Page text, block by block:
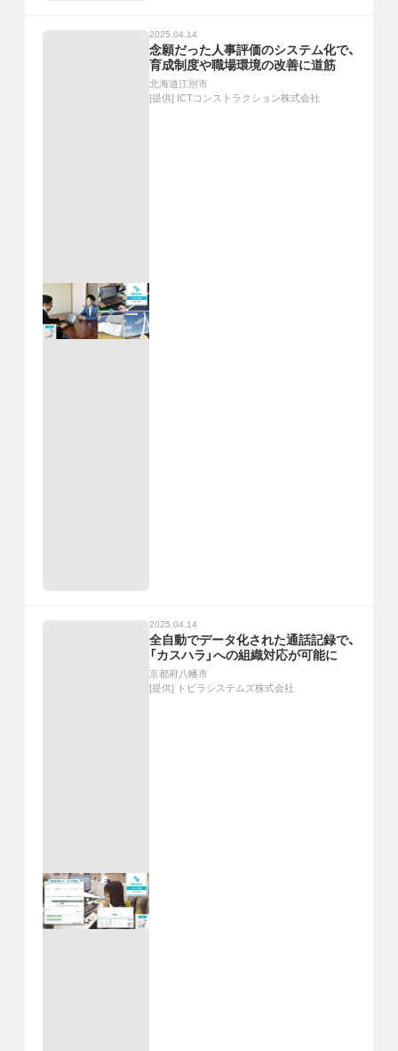
2025.04.14
念願だった人事評価のシステム化で、
育成制度や職場環境の改善に道筋
北海道江別市
[提供] ICTコンストラクション株式会社
2025.04.14
全自動でデータ化された通話記録で、
「カスハラ」への組織対応が可能に
京都府八幡市
[提供] トビラシステムズ株式会社